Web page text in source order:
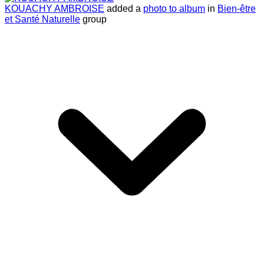
KOUACHY AMBROISE added a photo to album in Bien-être
et Santé Naturelle group